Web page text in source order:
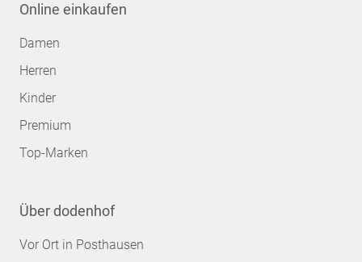
Online einkaufen
Damen
Herren
Kinder
Premium
Top-Marken
Über dodenhof
Vor Ort in Posthausen